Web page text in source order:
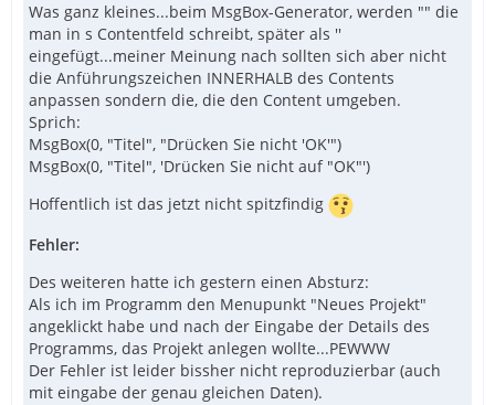
Was ganz kleines...beim MsgBox-Generator, werden "" die
man in s Contentfeld schreibt, später als ''
eingefügt...meiner Meinung nach sollten sich aber nicht
die Anführungszeichen INNERHALB des Contents
anpassen sondern die, die den Content umgeben.
Sprich:
MsgBox(0, "Titel", "Drücken Sie nicht 'OK'")
MsgBox(0, "Titel", 'Drücken Sie nicht auf "OK"')
Hoffentlich ist das jetzt nicht spitzfindig
Fehler:
Des weiteren hatte ich gestern einen Absturz:
Als ich im Programm den Menupunkt "Neues Projekt"
angeklickt habe und nach der Eingabe der Details des
Programms, das Projekt anlegen wollte...PEWWW
Der Fehler ist leider bissher nicht reproduzierbar (auch
mit eingabe der genau gleichen Daten).